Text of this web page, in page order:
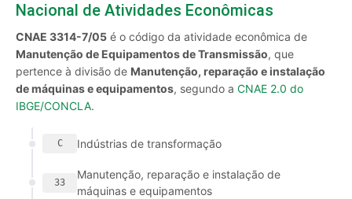
Nacional de Atividades Econômicas
CNAE 3314-7/05 é o código da atividade econômica de
Manutenção de Equipamentos de Transmissão, que
pertence à divisão de Manutenção, reparação e instalação
de máquinas e equipamentos, segundo a CNAE 2.0 do
IBGE/CONCLA.
C Indústrias de transformação
33
Manutenção, reparação e instalação de
máquinas e equipamentos